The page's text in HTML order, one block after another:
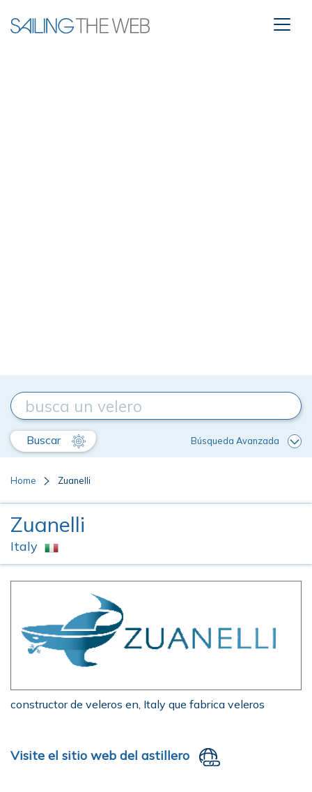
Buscar Búsqueda Avanzada
Home Zuanelli
Zuanelli
Italy
constructor de veleros en, Italy que fabrica veleros
Visite el sitio web del astillero